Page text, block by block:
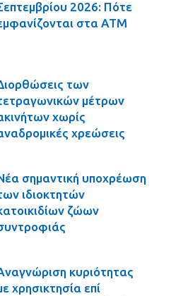
2026: Πότε
στα ΑΤΜ
των
μέτρων
χωρίς
χρεώσεις
σημαντική υποχρέωση
ιδιοκτητών
ζώων
κυριότητας
χρησικτησία επί